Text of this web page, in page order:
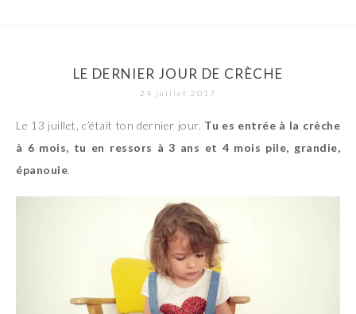
LE DERNIER JOUR DE CRÈCHE
24 juillet 2017
Le 13 juillet, c’était ton dernier jour. Tu es entrée à la crèche
à 6 mois, tu en ressors à 3 ans et 4 mois pile, grandie,
épanouie.